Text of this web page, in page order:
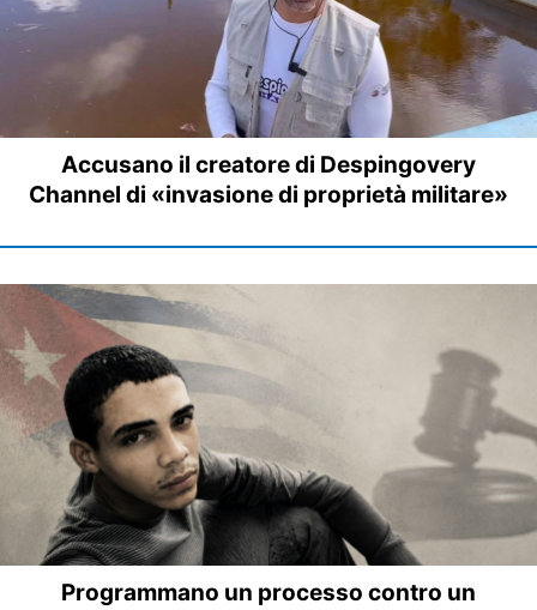
Accusano il creatore di Despingovery
Channel di «invasione di proprietà militare»
Programmano un processo contro un